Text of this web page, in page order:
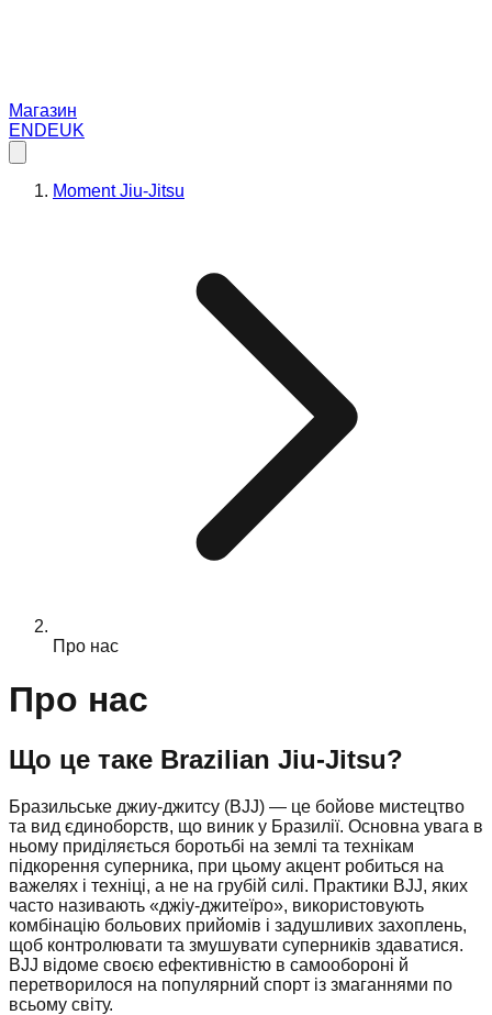
Магазин
EN DEUK
Moment Jiu-Jitsu
Про нас
Про нас
Що це таке Brazilian Jiu-Jitsu?
Бразильське джиу-джитсу (BJJ) — це бойове мистецтво
та вид єдиноборств, що виник у Бразилії. Основна увага в
ньому приділяється боротьбі на землі та технікам
підкорення суперника, при цьому акцент робиться на
важелях і техніці, а не на грубій силі. Практики BJJ, яких
часто називають «джіу-джитеїро», використовують
комбінацію больових прийомів і задушливих захоплень,
щоб контролювати та змушувати суперників здаватися.
BJJ відоме своєю ефективністю в самообороні й
перетворилося на популярний спорт із змаганнями по
всьому світу.